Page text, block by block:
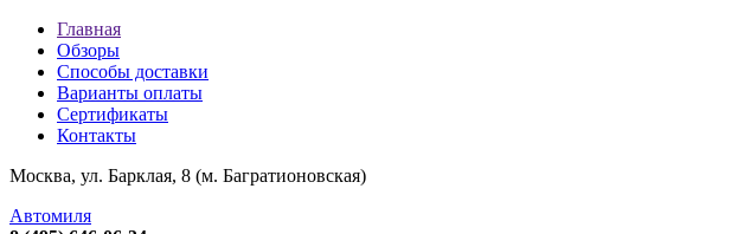
Главная
Обзоры
Способы доставки
Варианты оплаты
Сертификаты
Контакты
Москва, ул. Барклая, 8 (м. Багратионовская)
Автомиля